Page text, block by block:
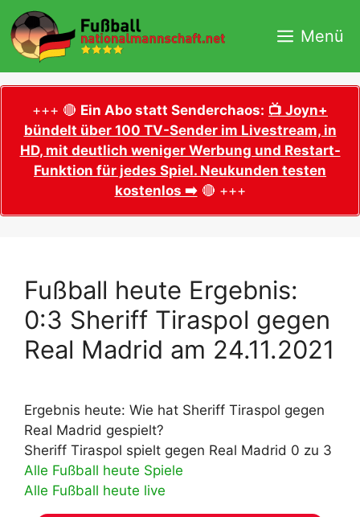
Zum
Inhalt
springen
Menü
+++ 🔴 Ein Abo statt Senderchaos: 📺 Joyn+
bündelt über 100 TV-Sender im Livestream, in
HD, mit deutlich weniger Werbung und Restart-
Funktion für jedes Spiel. Neukunden testen
kostenlos ➡️🔴 +++
Fußball heute Ergebnis:
0:3 Sheriff Tiraspol gegen
Real Madrid am 24.11.2021
Ergebnis heute: Wie hat Sheriff Tiraspol gegen
Real Madrid gespielt?
Sheriff Tiraspol spielt gegen Real Madrid 0 zu 3
Alle Fußball heute Spiele
Alle Fußball heute live